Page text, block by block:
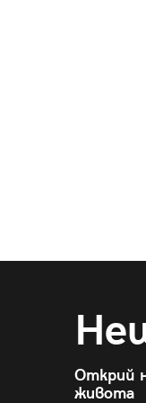
Открий
живота